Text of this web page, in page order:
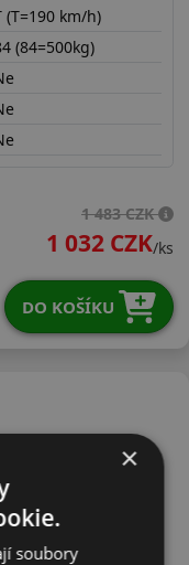
(T=190 km/h)
(84=500kg)
1 483 CZK
1 032 CZK/ks
DO KOŠÍKU
×
soubory